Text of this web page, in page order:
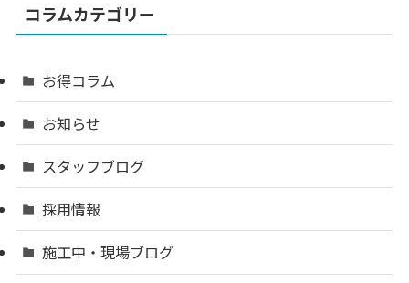
コラムカテゴリー
お得コラム
お知らせ
スタッフブログ
採用情報
施工中・現場ブログ